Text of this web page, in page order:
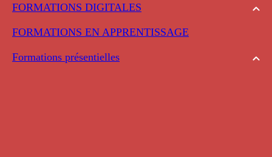
FORMATIONS DIGITALES
FORMATIONS EN APPRENTISSAGE
Formations présentielles